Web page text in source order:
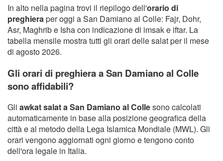
In alto nella pagina trovi il riepilogo dell'orario di
preghieraper oggi a San Damiano al Colle: Fajr, Dohr,
Asr, Maghrib e Isha con indicazione di imsak e iftar. La
tabella mensile mostra tutti gli orari delle salat per il mese
di agosto 2026.
Gli orari di preghiera a San Damiano al Colle
sono affidabili?
Gli awkat salat a San Damiano al Collesono calcolati
automaticamente in base alla posizione geografica della
città e al metodo della Lega Islamica Mondiale (MWL). Gli
orari vengono aggiornati ogni giorno e tengono conto
dell'ora legale in Italia.